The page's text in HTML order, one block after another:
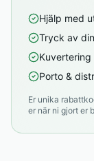
Hjälp med
Tryck av
Kuvertering
Porto &
Er unika
er när ni gjort er